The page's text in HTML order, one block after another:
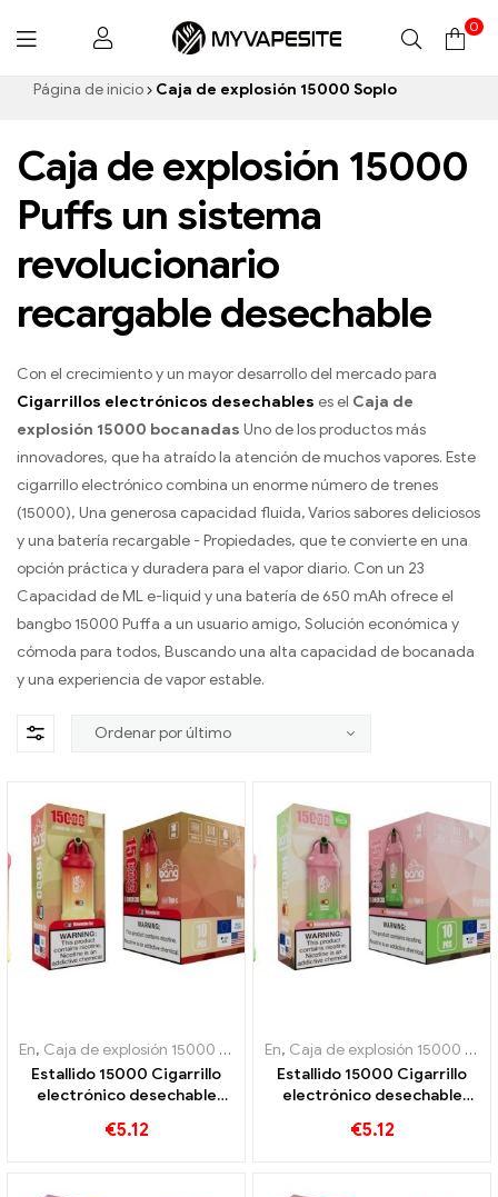
Myvapesite.de
0
Página de inicio Caja de explosión 15000 Soplo
Caja de explosión 15000
Puffs un sistema
revolucionario
recargable desechable
Con el crecimiento y un mayor desarrollo del mercado para
Cigarrillos electrónicos desechables es el Caja de
explosión 15000 bocanadas Uno de los productos más
innovadores, que ha atraído la atención de muchos vapores. Este
cigarrillo electrónico combina un enorme número de trenes
(15000), Una generosa capacidad fluida, Varios sabores deliciosos
y una batería recargable - Propiedades, que te convierte en una
opción práctica y duradera para el vapor diario. Con un 23
Capacidad de ML e-liquid y una batería de 650 mAh ofrece el
bangbo 15000 Puffa a un usuario amigo, Solución económica y
cómoda para todos, Buscando una alta capacidad de bocanada
y una experiencia de vapor estable.
En, Caja de explosión 15000 Soplo
Cigarrillos electrónicos
Estallido 15000 Cigarrillo
electrónico desechable
se mezcla con el sabor
€5.12
En, Caja de explosión 15000 Soplo
Estallido 15000 Cigarrillo
electrónico desechable
y el chicle es un festín para
€5.12